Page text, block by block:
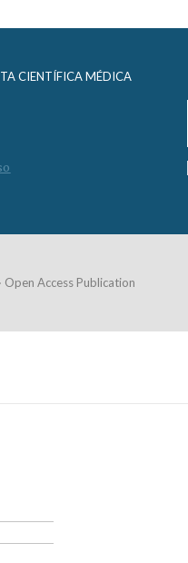
CIENTÍFICA MÉDICA
Open Access Publication